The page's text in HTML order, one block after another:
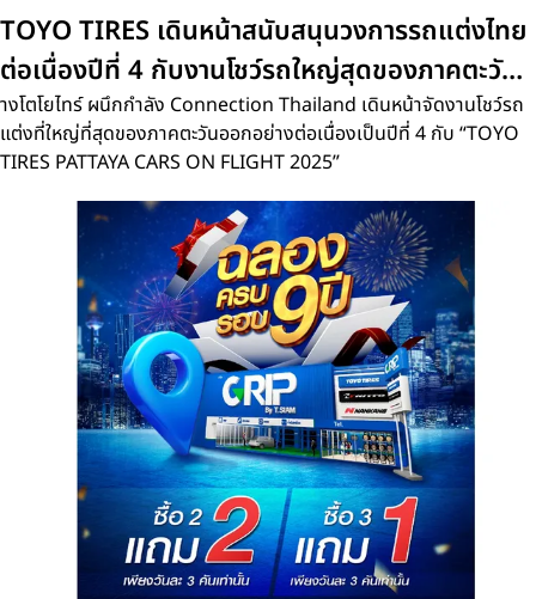
TOYO TIRES เดินหน้าสนับสนุนวงการรถแต่งไทย
ต่อเนื่องปีที่ 4 กับงานโชว์รถใหญ่สุดของภาคตะวัน
ออก 'PATTAYA CARS ON FLIGHT 2025
างโตโยไทร์ ผนึกกำลัง Connection Thailand เดินหน้าจัดงานโชว์รถ
แต่งที่ใหญ่ที่สุดของภาคตะวันออกอย่างต่อเนื่องเป็นปีที่ 4 กับ “TOYO
TIRES PATTAYA CARS ON FLIGHT 2025”